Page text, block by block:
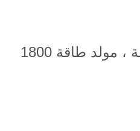
محطة كهرباء محمولة ، مولد طاقة 1800